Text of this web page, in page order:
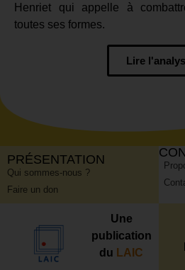
Henriet qui appelle à
toutes ses formes.
Lire
PRÉSENTATION
Qui sommes-nous ?
Faire un don
Une
publication
du LAIC